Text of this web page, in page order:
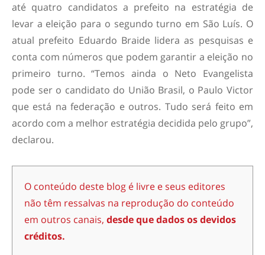
até quatro candidatos a prefeito na estratégia de
levar a eleição para o segundo turno em São Luís. O
atual prefeito Eduardo Braide lidera as pesquisas e
conta com números que podem garantir a eleição no
primeiro turno. “Temos ainda o Neto Evangelista
pode ser o candidato do União Brasil, o Paulo Victor
que está na federação e outros. Tudo será feito em
acordo com a melhor estratégia decidida pelo grupo”,
declarou.
O conteúdo deste blog é livre e seus editores
não têm ressalvas na reprodução do conteúdo
em outros canais, desde que dados os devidos
créditos.